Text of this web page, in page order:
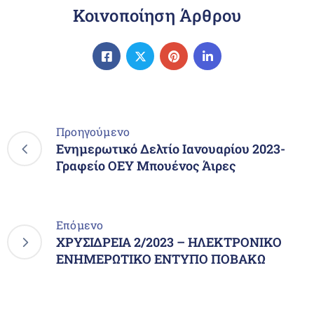
Κοινοποίηση Άρθρου
Προηγούμενο
Ενημερωτικό Δελτίο Ιανουαρίου 2023-
Γραφείο ΟΕΥ Μπουένος Άιρες
Επόμενο
ΧΡΥΣΙΔΡΕΙΑ 2/2023 – ΗΛΕΚΤΡΟΝΙΚΟ
ΕΝΗΜΕΡΩΤΙΚΟ ΕΝΤΥΠΟ ΠΟΒΑΚΩ